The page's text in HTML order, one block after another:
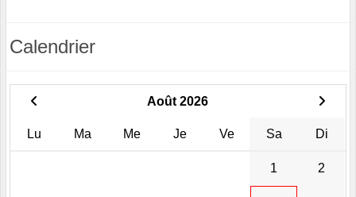
Calendrier
Août 2026
Lu Ma Me Je Ve Sa Di
1 2